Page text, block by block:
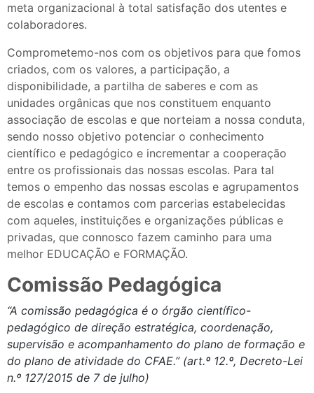
meta organizacional à total satisfação dos utentes e
colaboradores.
Comprometemo-nos com os objetivos para que fomos
criados, com os valores, a participação, a
disponibilidade, a partilha de saberes e com as
unidades orgânicas que nos constituem enquanto
associação de escolas e que norteiam a nossa conduta,
sendo nosso objetivo potenciar o conhecimento
científico e pedagógico e incrementar a cooperação
entre os profissionais das nossas escolas. Para tal
temos o empenho das nossas escolas e agrupamentos
de escolas e contamos com parcerias estabelecidas
com aqueles, instituições e organizações públicas e
privadas, que connosco fazem caminho para uma
melhor EDUCAÇÃO e FORMAÇÃO.
Comissão Pedagógica
“A comissão pedagógica é o órgão científico-
pedagógico de direção estratégica, coordenação,
supervisão e acompanhamento do plano de formação e
do plano de atividade do CFAE.” (art.º 12.º, Decreto-Lei
n.º 127/2015 de 7 de julho)